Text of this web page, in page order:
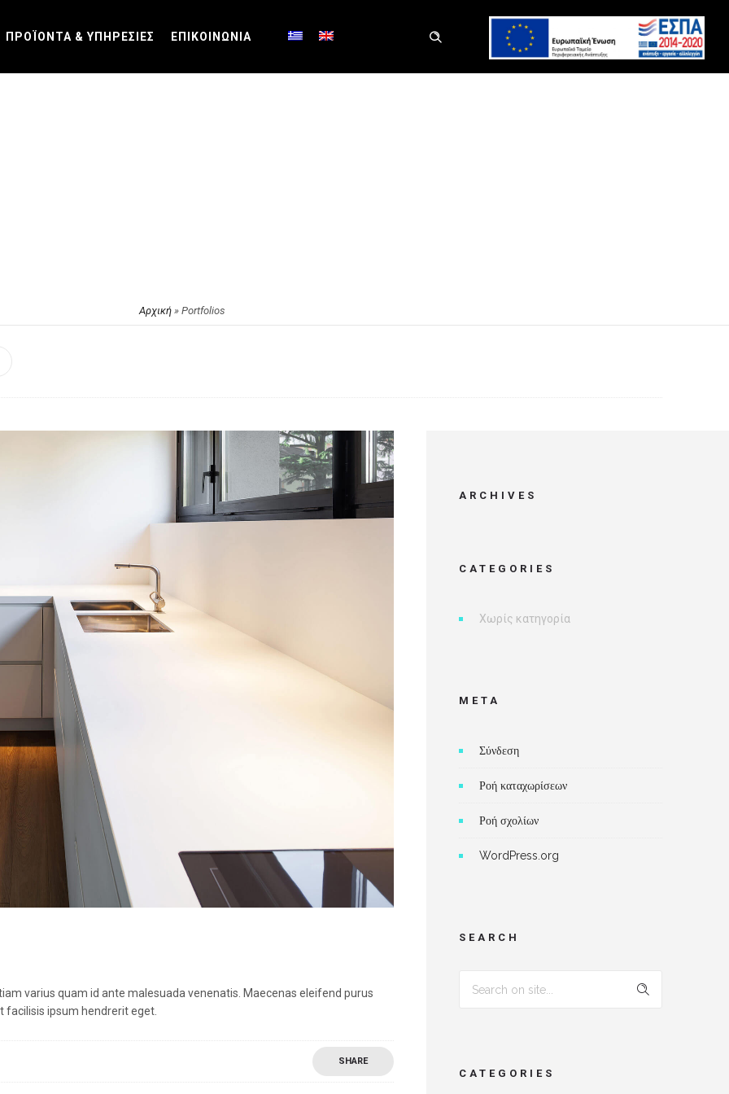
ΠΡΟΪΟΝΤΑ & ΥΠΗΡΕΣΙΕΣ ΕΠΙΚΟΙΝΩΝΙΑ
Αρχική » Portfolios
varius quam id ante malesuada venenatis. Maecenas eleifend purus
facilisis ipsum hendrerit eget.
SHARE
ARCHIVES
CATEGORIES
Χωρίς κατηγορία
META
Σύνδεση
Ροή καταχωρίσεων
Ροή σχολίων
WordPress.org
SEARCH
CATEGORIES